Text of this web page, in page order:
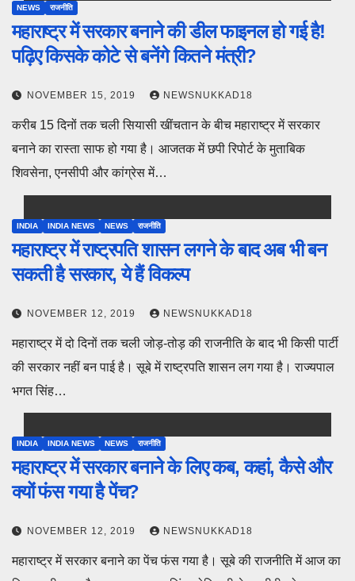
NEWS राजनीति
महाराष्ट्र में सरकार बनाने की डील फाइनल हो गई है!
पढ़िए किसके कोटे से बनेंगे कितने मंत्री?
NOVEMBER 15, 2019 NEWSNUKKAD18
करीब 15 दिनों तक चली सियासी खींचतान के बीच महाराष्ट्र में सरकार
बनाने का रास्ता साफ हो गया है। आजतक में छपी रिपोर्ट के मुताबिक
शिवसेना, एनसीपी और कांग्रेस में…
INDIA INDIA NEWS NEWS राजनीति
महाराष्ट्र में राष्ट्रपति शासन लगने के बाद अब भी बन
सकती है सरकार, ये हैं विकल्प
NOVEMBER 12, 2019 NEWSNUKKAD18
महाराष्ट्र में दो दिनों तक चली जोड़-तोड़ की राजनीति के बाद भी किसी पार्टी
की सरकार नहीं बन पाई है। सूबे में राष्ट्रपति शासन लग गया है। राज्यपाल
भगत सिंह…
INDIA INDIA NEWS NEWS राजनीति
महाराष्ट्र में सरकार बनाने के लिए कब, कहां, कैसे और
क्यों फंस गया है पेंच?
NOVEMBER 12, 2019 NEWSNUKKAD18
महाराष्ट्र में सरकार बनाने का पेंच फंस गया है। सूबे की राजनीति में आज का